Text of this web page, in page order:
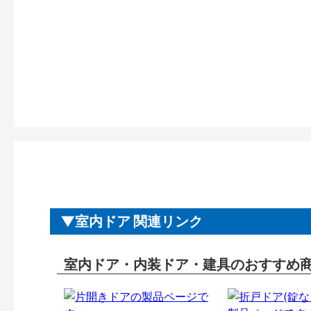
室内ドア 関連リンク
室内ドア・内装ドア・建具のおすすめ